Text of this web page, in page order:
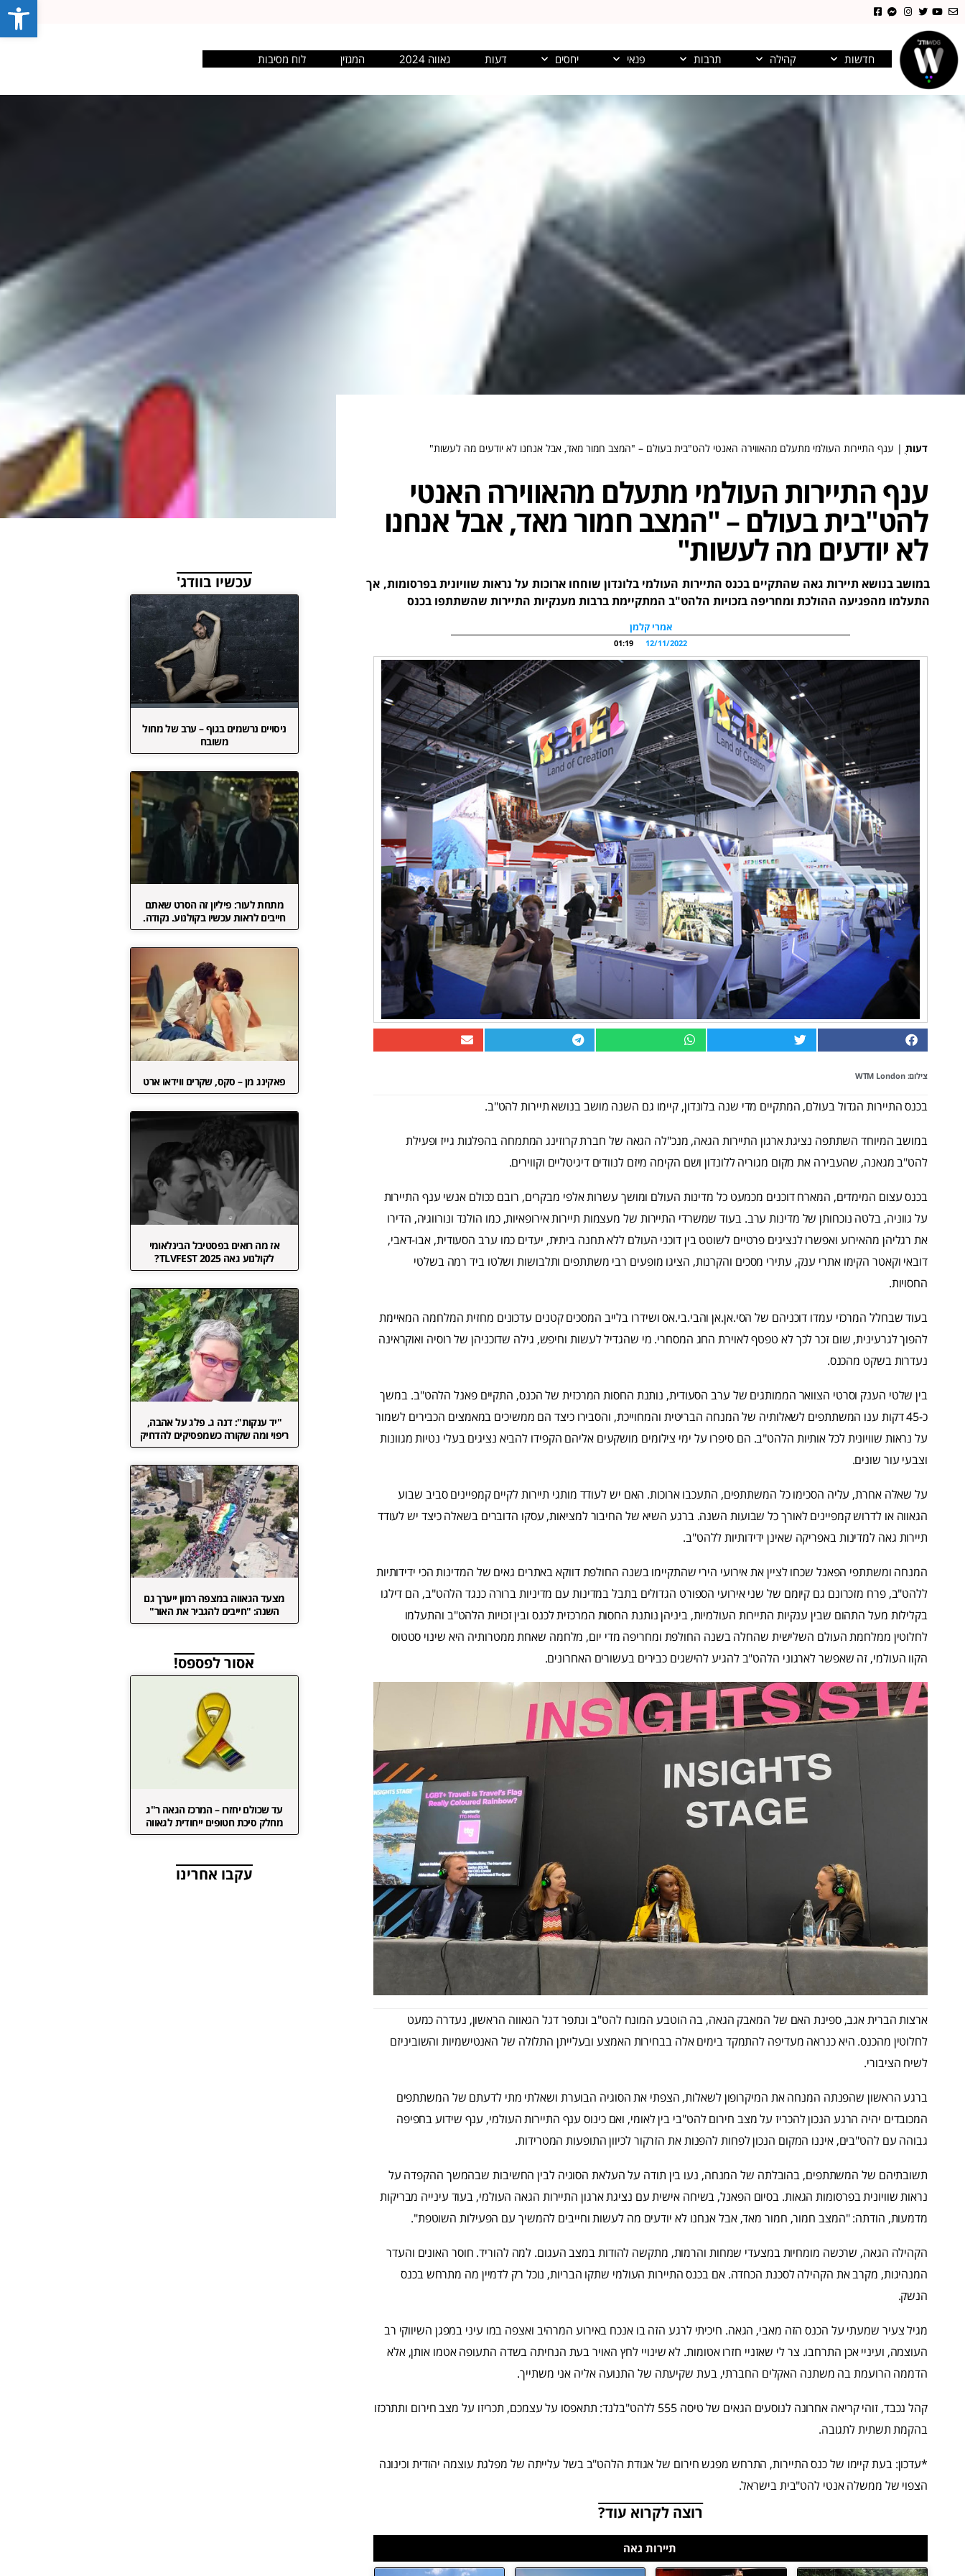
חדשות קהילה תרבות פנאי יחסים דעות גאווה 2024 המגזין לוח מסיבות
דעות ֻ| ענף התיירות העולמי מתעלם מהאווירה האנטי להט"בית בעולם – "המצב חמור מאד, אבל אנחנו לא יודעים מה לעשות"
ענף התיירות העולמי מתעלם מהאווירה האנטי
להט"בית בעולם – "המצב חמור מאד, אבל אנחנו
לא יודעים מה לעשות"
במושב בנושא תיירות גאה שהתקיים בכנס התיירות העולמי בלונדון שוחחו ארוכות על נראות שוויונית בפרסומות, אך
התעלמו מהפגיעה ההולכת ומחריפה בזכויות הלהט"ב המתקיימת ברבות מענקיות התיירות שהשתתפו בכנס
אמרי קלמן
12/11/2022
01:19
צילום: WTM London
בכנס התיירות הגדול בעולם, המתקיים מדי שנה בלונדון, קיימו גם השנה מושב בנושא תיירות להט"ב.
במושב המיוחד השתתפה נציגת ארגון התיירות הגאה, מנכ"לה הגאה של חברת קרוזינג המתמחה בהפלגות גייז ופעילת
להט"ב מגאנה, שהעבירה את מקום מגוריה ללונדון ושם הקימה מיזם לנוודים דיגיטליים וקווירים.
בכנס עצום המימדים, המארח דוכנים מכמעט כל מדינות העולם ומושך עשרות אלפי מבקרים, רובם ככולם אנשי ענף התיירות
על גווניה, בלטה נוכחותן של מדינות ערב. בעוד שמשרדי התיירות של מעצמות תיירות אירופאיות, כמו הולנד ונורווגיה, הדירו
את רגליהן מהאירוע ואפשרו לנציגים פרטיים לשוטט בין דוכני העולם ללא תחנה ביתית, יעדים כמו ערב הסעודית, אבו-דאבי,
דובאי וקאטר הקימו אתרי ענק, עתירי מסכים והקרנות, הציגו מופעים רבי משתתפים ותלבושות ושלטו ביד רמה בשלטי
החסויות.
בעוד שבחלל המרכזי עמדו דוכניהם של הסי.אן.אן והבי.בי.אס ושידרו בלייב המסכים קטנים עדכונים מחזית המלחמה המאיימת
להפוך לגרעינית, שום זכר לכך לא טפטף לאוירת החג המסחרי. מי שהגדיל לעשות וחיפש, גילה שדוכניהן של רוסיה ואוקראינה
נעדרות בשקט מהכנס.
בין שלטי הענק וסרטי הצוואר הממותגים של ערב הסעודית, נותנת החסות המרכזית של הכנס, התקיים פאנל הלהט"ב. במשך
כ-45 דקות ענו המשתתפים לשאלותיה של המנחה הבריטית והמחוייכת, והסבירו כיצד הם ממשיכים במאמצים הכבירים לשמור
על נראות שוויונית לכל אותיות הלהט"ב. הם סיפרו על ימי צילומים מושקעים אליהם הקפידו להביא נציגים בעלי נטיות מגוונות
וצבעי עור שונים.
על שאלה אחרת, עליה הסכימו כל המשתתפים, התעכבו ארוכות. האם יש לעודד מותגי תיירות לקיים קמפיינים סביב שבוע
הגאווה או לדרוש קמפיינים לאורך כל שבועות השנה. ברגע השיא של החיבור למציאות, עסקו הדוברים בשאלה כיצד יש לעודד
תיירות גאה למדינות באפריקה שאינן ידידותיות ללהט"ב.
המנחה ומשתתפי הפאנל שכחו לציין את אירועי הירי שהתקיימו בשנה החולפת דווקא באתרים גאים של המדינות הכי ידידותיות
ללהט"ב, פרח מזכרונם גם קיומם של שני אירועי הספורט הגדולים בתבל במדינות עם מדיניות ברורה כנגד הלהט"ב, הם דילגו
בקלילות מעל התהום שבין ענקיות התיירות העולמיות, ביניהן נותנת החסות המרכזית לכנס ובין זכויות הלהט"ב והתעלמו
לחלוטין ממלחמת העולם השלישית שהחלה בשנה החולפת ומחריפה מדי יום, מלחמה שאחת ממטרותיה היא שינוי סטטוס
הקוו העולמי, זה שאפשר לארגוני הלהט"ב להגיע להישגים כבירים בעשורים האחרונים.
ארצות הברית אגב, ספינת האם של המאבק הגאה, בה הוטבע המונח להט"ב ונתפר דגל הגאווה הראשון, נעדרה כמעט
לחלוטין מהכנס. היא כנראה מעדיפה להתמקד בימים אלה בבחירות האמצע ובעלייתן התלולה של האנטישמיות והשוביניזם
לשיח הציבורי.
ברגע הראשון שהפנתה המנחה את המיקרופון לשאלות, הצפתי את הסוגיה הבוערת ושאלתי מתי לדעתם של המשתתפים
המכובדים יהיה הרגע הנכון להכריז על מצב חירום להט"בי בין לאומי, ואם כינוס ענף התיירות העולמי, ענף שידוע בחפיפה
גבוהה עם להט"בים, איננו המקום הנכון לפחות להפנות את הזרקור לכיוון התופעות המטרידות.
תשובתיהם של המשתתפים, בהובלתה של המנחה, נעו בין תודה על העלאת הסוגיה לבין החשיבות שבהמשך ההקפדה על
נראות שוויונית בפרסומות הגאות. בסיום הפאנל, בשיחה אישית עם נציגת ארגון התיירות הגאה העולמי, בעוד עינייה מבריקות
מדמעות, הודתה: "המצב חמור, חמור מאד, אבל אנחנו לא יודעים מה לעשות וחייבים להמשיך עם הפעילות השוטפת".
הקהילה הגאה, שרכשה מומחיות במצעדי שמחות והרמות, מתקשה להודות במצב העגום. למה להוריד. חוסר האונים והעדר
המנהיגות, מקרב את הקהילה לסכנת הכחדה. אם בכנס התיירות העולמי שתקו הבריות, נוכל רק לדמיין מה מתרחש בכנס
הנשק.
מגיל צעיר שמעתי על הכנס הזה מאבי, הגאה. חיכיתי לרגע הזה בו אנכח באירוע המרהיב ואצפה במו עיני במפגן השיווקי רב
העוצמה, ועיניי אכן התרחבו. צר לי שאזניי חזרו אטומות. לא שינויי לחץ האויר בעת הנחיתה בשדה התעופה אטמו אותן, אלא
הדממה הרועמת בה משתנה האקלים החברתי, בעת שקיעתה של התנועה אליה אני משתייך.
קהל נכבד, זוהי קריאה אחרונה לנוסעים הגאים של טיסה 555 ללהט"בלנד: תתאפסו על עצמכם, תכריזו על מצב חירום ותתרכזו
בהקמת תשתית לתגובה.
*עדכון: בעת קיימו של כנס התיירות, התרחש מפגש חירום של אגודת הלהט"ב בשל עלייתה של מפלגת עוצמה יהודית וכינונה
הצפוי של ממשלה אנטי להט"בית בישראל.
רוצה לקרוא עוד?
תיירות גאה
עכשיו בוודג'
ניסויים נרשמים בגוף – ערב של מחול
משובח
מתחת לעור: פיליון זה הסרט שאתם
חייבים לראות עכשיו בקולנוע. נקודה.
פאקינג מן – סקס, שקרים ווידאו ארט
אז מה רואים בפסטיבל הבינלאומי
לקולנוע גאה TLVFEST 2025?
"יד ענקות": דנה ג. פלג על אהבה,
ריפוי ומה שקורה כשמפסיקים להדחיק
מצעד הגאווה במצפה רמון ייערך גם
השנה: "חייבים להגביר את האור"
אסור לפספס!
עד שכולם יחזרו – המרכז הגאה ר"ג
מחלק סיכת חטופים ייחודית לגאווה
עקבו אחרינו